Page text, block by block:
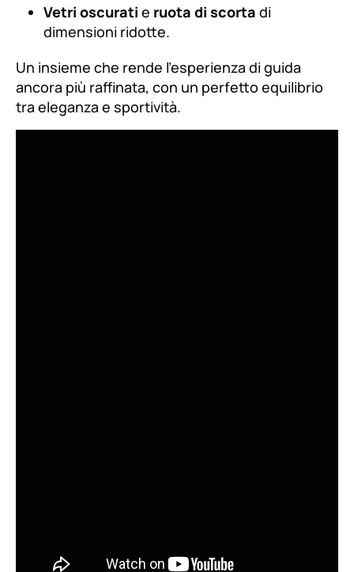
Vetri oscurati e ruota di scorta di
dimensioni ridotte.
Un insieme che rende l’esperienza di guida
ancora più raffinata, con un perfetto equilibrio
tra eleganza e sportività.